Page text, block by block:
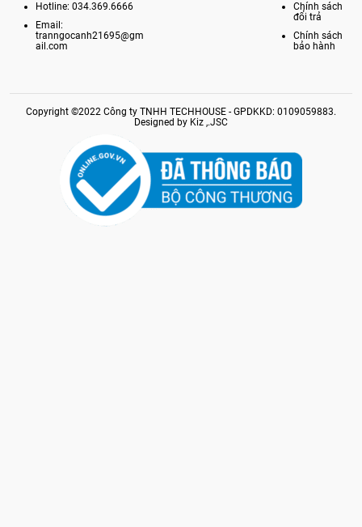
Hotline: 034.369.6666
Email:
tranngocanh21695@gm
ail.com
Chính sách
đổi trả
Chính sách
bảo hành
Copyright ©2022 Công ty TNHH TECHHOUSE - GPDKKD: 0109059883.
Designed by Kiz ,.JSC